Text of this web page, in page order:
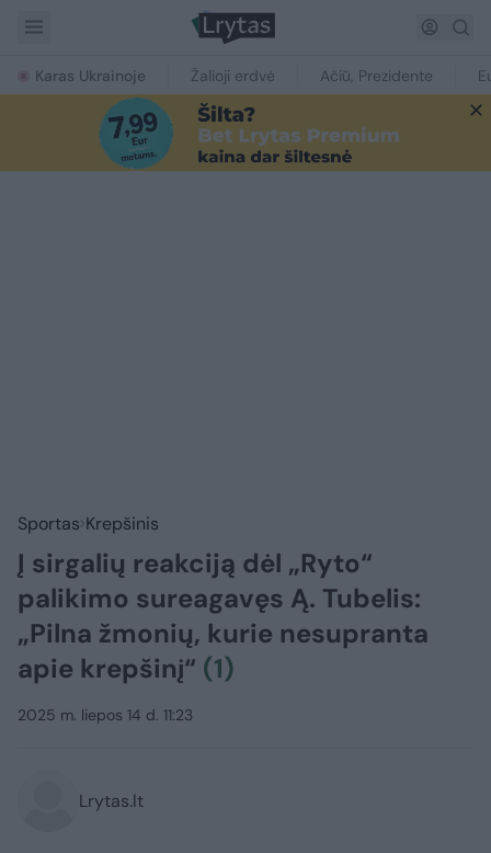
Karas Ukrainoje Žalioji erdvė Ačiū, Prezidente
Sportas Krepšinis
Į sirgalių reakciją dėl „Ryto“
palikimo sureagavęs Ą. Tubelis:
„Pilna žmonių, kurie nesupranta
apie krepšinį“ (1)
2025 m. liepos 14 d. 11:23
Lrytas.lt